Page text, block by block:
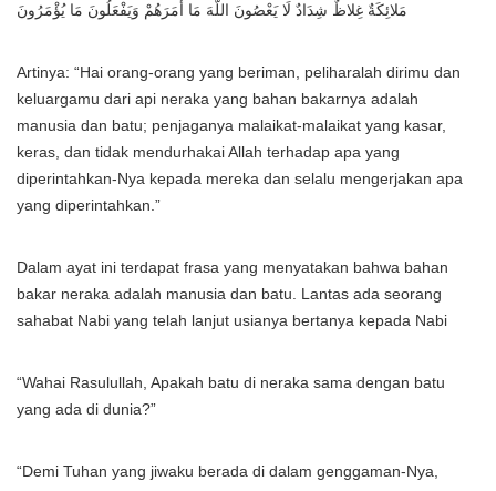
مَلائِكَةٌ غِلاظٌ شِدَادٌ لَا يَعْصُونَ اللَّهَ مَا أَمَرَهُمْ وَيَفْعَلُونَ مَا يُؤْمَرُونَ
Artinya: “Hai orang-orang yang beriman, peliharalah dirimu dan
keluargamu dari api neraka yang bahan bakarnya adalah
manusia dan batu; penjaganya malaikat-malaikat yang kasar,
keras, dan tidak mendurhakai Allah terhadap apa yang
diperintahkan-Nya kepada mereka dan selalu mengerjakan apa
yang diperintahkan.”
Dalam ayat ini terdapat frasa yang menyatakan bahwa bahan
bakar neraka adalah manusia dan batu. Lantas ada seorang
sahabat Nabi yang telah lanjut usianya bertanya kepada Nabi
“Wahai Rasulullah, Apakah batu di neraka sama dengan batu
yang ada di dunia?”
“Demi Tuhan yang jiwaku berada di dalam genggaman-Nya,